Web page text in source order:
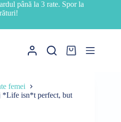
până la 3 rate. Spor la
Coș
femei
*Life isn*t perfect, but